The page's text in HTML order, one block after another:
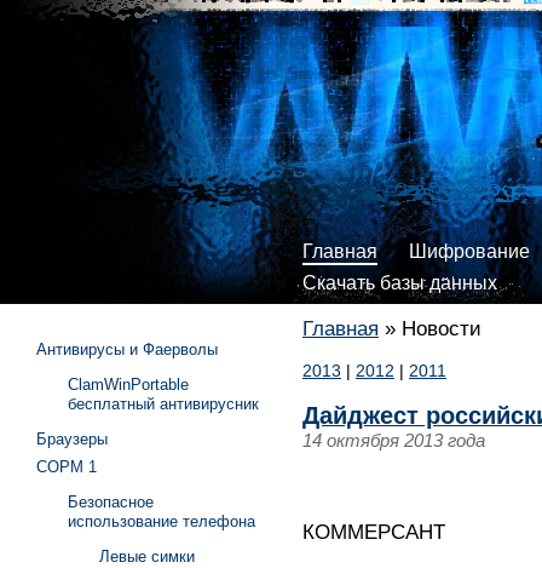
Главная
Шифрование
Скачать базы данных
Главная » Новости
2013 | 2012 | 2011
Дайджест
14 октября 2013 года
КОММЕРСАНТ
Антивирусы и Фаерволы
ClamWinPortable
бесплатный антивирусник
Браузеры
СОРМ 1
Безопасное
использование телефона
Левые симки